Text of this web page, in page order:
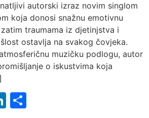
autorski izraz novim singlom
koja donosi snažnu emotivnu
traumama iz djetinjstva i
ostavlja na svakog čovjeka.
muzičku podlogu, autor
o iskustvima koja
LinkedIn